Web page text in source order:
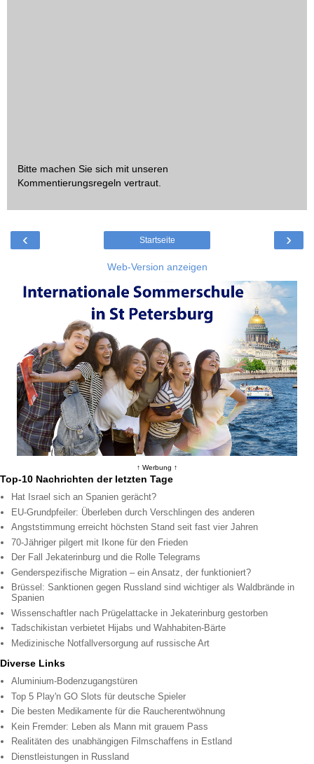
Bitte machen Sie sich mit unseren
Kommentierungsregeln vertraut.
‹ ›
Startseite
Web-Version anzeigen
↑ Werbung ↑
Top-10 Nachrichten der letzten Tage
Hat Israel sich an Spanien gerächt?
EU-Grundpfeiler: Überleben durch Verschlingen des anderen
Angststimmung erreicht höchsten Stand seit fast vier Jahren
70-Jähriger pilgert mit Ikone für den Frieden
Der Fall Jekaterinburg und die Rolle Telegrams
Genderspezifische Migration – ein Ansatz, der funktioniert?
Brüssel: Sanktionen gegen Russland sind wichtiger als Waldbrände in
Spanien
Wissenschaftler nach Prügelattacke in Jekaterinburg gestorben
Tadschikistan verbietet Hijabs und Wahhabiten-Bärte
Medizinische Notfallversorgung auf russische Art
Diverse Links
Aluminium-Bodenzugangstüren
Top 5 Play'n GO Slots für deutsche Spieler
Die besten Medikamente für die Raucherentwöhnung
Kein Fremder: Leben als Mann mit grauem Pass
Realitäten des unabhängigen Filmschaffens in Estland
Dienstleistungen in Russland